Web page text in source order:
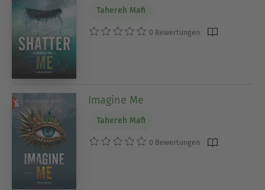
Tahereh Mafi
0 Bewertungen
Imagine Me
Tahereh Mafi
0 Bewertungen